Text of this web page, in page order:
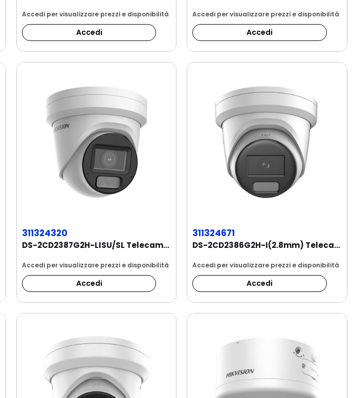
Accedi per visualizzare prezzi e disponibilità
Accedi
Accedi per visualizzare prezzi e disponibilità
Accedi
311324320
DS-2CD2387G2H-LISU/SL Telecamera Turret 2.8mm...
Accedi per visualizzare prezzi e disponibilità
Accedi
311324671
DS-2CD2386G2H-I(2.8mm) Telecamera Turret 8MP...
Accedi per visualizzare prezzi e disponibilità
Accedi